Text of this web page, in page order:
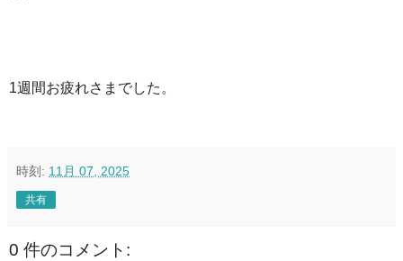
1週間お疲れさまでした。
時刻: 11月 07, 2025
共有
0 件のコメント: